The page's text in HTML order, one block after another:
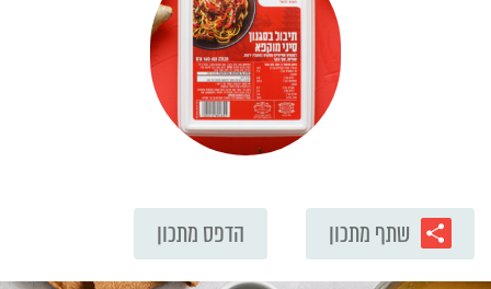
הדפס מתכון שתף מתכון